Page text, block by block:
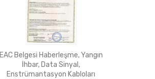
EAC Belgesi Haberleşme, Yangın
İhbar, Data Sinyal,
Enstrümantasyon Kabloları